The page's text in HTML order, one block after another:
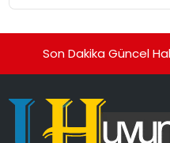
Son Dakika Güncel